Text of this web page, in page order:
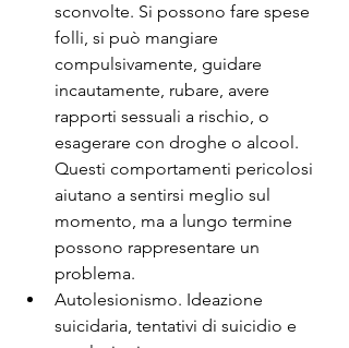
sconvolte. Si possono fare spese
folli, si può mangiare
compulsivamente, guidare
incautamente, rubare, avere
rapporti sessuali a rischio, o
esagerare con droghe o alcool.
Questi comportamenti pericolosi
aiutano a sentirsi meglio sul
momento, ma a lungo termine
possono rappresentare un
problema.
Autolesionismo. Ideazione
suicidaria, tentativi di suicidio e